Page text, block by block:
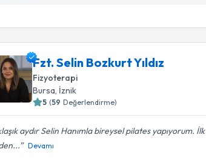
Fzt. Selin Bozkurt Yıldız
Fizyoterapi
Bursa, İznik
5 (59 Değerlendirme)
aydır Selin Hanımla bireysel pilates yapıyorum. İlk
Devamı